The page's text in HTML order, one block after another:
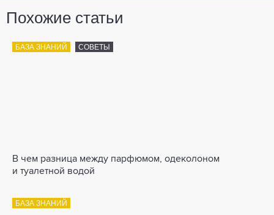
Похожие статьи
БАЗА ЗНАНИЙ СОВЕТЫ
В чем разница между парфюмом, одеколоном
и туалетной водой
БАЗА ЗНАНИЙ